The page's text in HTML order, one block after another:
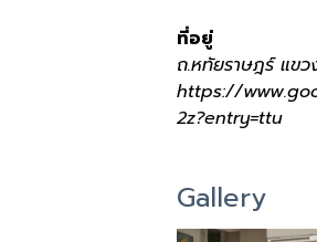
ที่อยู่
ถ.หทัยราษฎร์ แข
https://
2z?entry=ttu
Gallery